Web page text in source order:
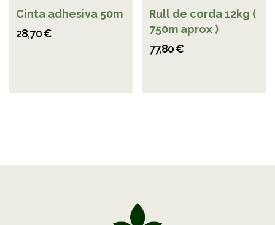
Cinta adhesiva 50m
28,70 €
Rull de corda 12kg (
750m aprox )
77,80 €